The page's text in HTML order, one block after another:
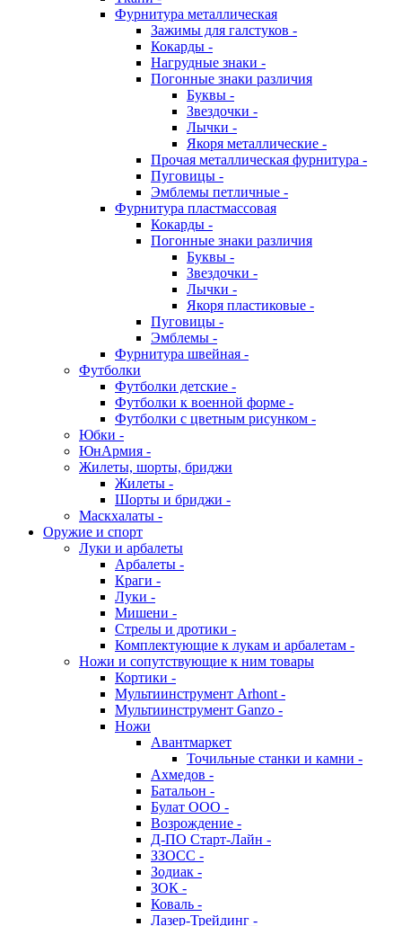
Фурнитура металлическая
Зажимы для галстуков -
Кокарды -
Нагрудные знаки -
Погонные знаки различия
Буквы -
Звездочки -
Лычки -
Якоря металлические -
Прочая металлическая фурнитура -
Пуговицы -
Эмблемы петличные -
Фурнитура пластмассовая
Кокарды -
Погонные знаки различия
Буквы -
Звездочки -
Лычки -
Якоря пластиковые -
Пуговицы -
Эмблемы -
Фурнитура швейная -
Футболки
Футболки детские -
Футболки к военной форме -
Футболки с цветным рисунком -
Юбки -
ЮнАрмия -
Жилеты, шорты, бриджи
Жилеты -
Шорты и бриджи -
Маскхалаты -
Оружие и спорт
Луки и арбалеты
Арбалеты -
Краги -
Луки -
Мишени -
Стрелы и дротики -
Комплектующие к лукам и арбалетам -
Ножи и сопутствующие к ним товары
Кортики -
Мультиинструмент Arhont -
Мультиинструмент Ganzo -
Ножи
Авантмаркет
Точильные станки и камни -
Ахмедов -
Батальон -
Булат ООО -
Возрождение -
Д-ПО Старт-Лайн -
ЗЗОСС -
Зодиак -
ЗОК -
Коваль -
Лазер-Трейдинг -